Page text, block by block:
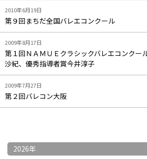
2010年6月19日
第９回まちだ全国バレエコンクール
2009年8月17日
第１回ＮＡＭＵＥクラシックバレエコンクー
沙紀、優秀指導者賞今井淳子
2009年7月27日
第２回バレコン大阪
2026年